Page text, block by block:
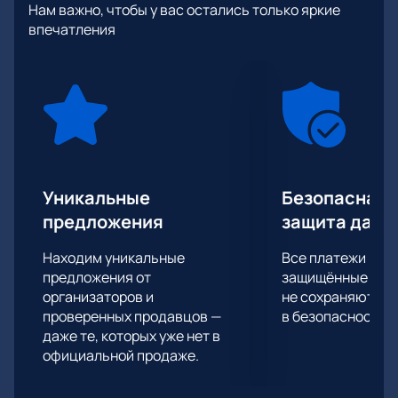
таблице, и в этом сезоне продолжат свое
противостояние. У вас есть уникальная
трибун ледовой арены поддержать своих
фаворитов.
Билеты на матч СКА - Трактор вы можете купить на
нашем сайте всего за 2-3 минуты. Подлинность их
Нам важно, чтобы у вас остались только яркие
впечатления
Уникальные
предложения
Находим уникальные
предложения от
организаторов и
проверенных продавцов —
даже те, которых уже нет в
официальной продаже.
Безопасная
защита
Все платежи
защищённые
не сохраняются
в безопасности.